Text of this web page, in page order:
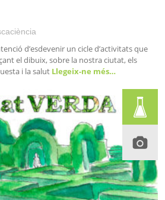
d’esdevenir un cicle d’activitats que
el dibuix, sobre la nostra ciutat, els
i la salut Llegeix-ne més…